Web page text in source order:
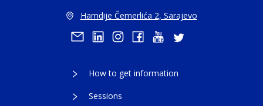
Hamdije Čemerlića 2, Sarajevo
How to get information
Sessions